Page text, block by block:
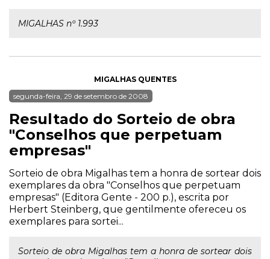
MIGALHAS nº 1.993
MIGALHAS QUENTES
segunda-feira, 29 de setembro de 2008
Resultado do Sorteio de obra
"Conselhos que perpetuam
empresas"
Sorteio de obra Migalhas tem a honra de sortear dois
exemplares da obra "Conselhos que perpetuam
empresas" (Editora Gente - 200 p.), escrita por
Herbert Steinberg, que gentilmente ofereceu os
exemplares para sortei...
Sorteio de obra Migalhas tem a honra de sortear dois